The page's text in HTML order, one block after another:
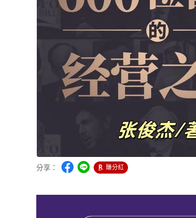
分享： 賺分紅